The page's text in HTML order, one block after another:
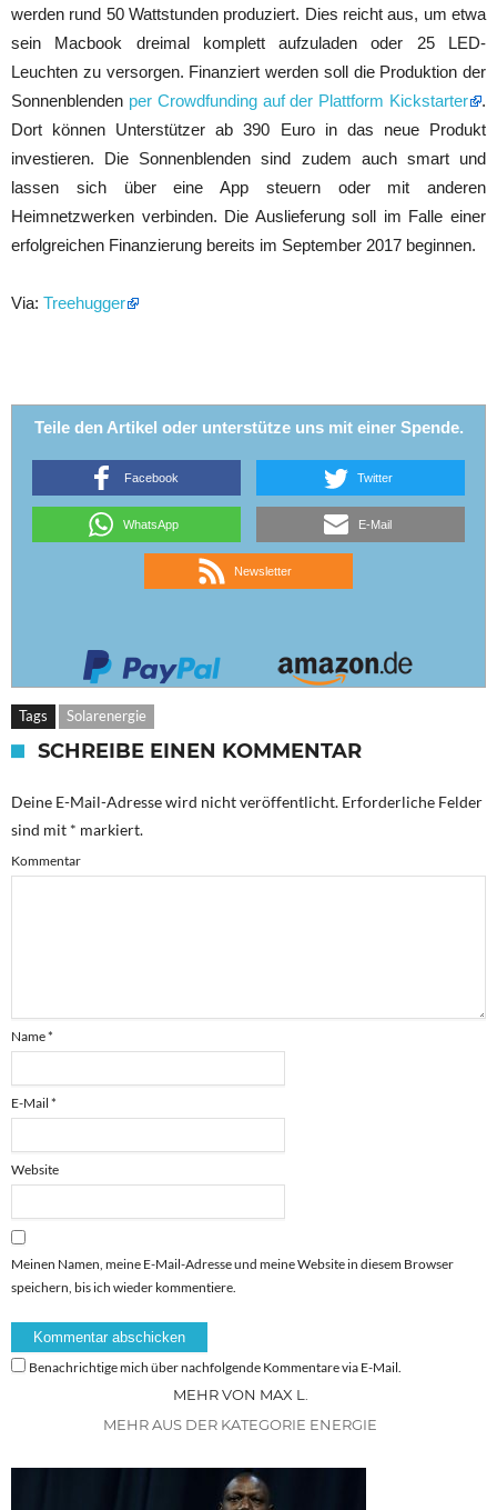
werden rund 50 Wattstunden produziert. Dies reicht aus, um etwa
sein Macbook dreimal komplett aufzuladen oder 25 LED-
Leuchten zu versorgen. Finanziert werden soll die Produktion der
Sonnenblenden per Crowdfunding auf der Plattform Kickstarter
.
Dort können Unterstützer ab 390 Euro in das neue Produkt
investieren. Die Sonnenblenden sind zudem auch smart und
lassen sich über eine App steuern oder mit anderen
Heimnetzwerken verbinden. Die Auslieferung soll im Falle einer
erfolgreichen Finanzierung bereits im September 2017 beginnen.
Via: Treehugger
Teile den Artikel oder unterstütze uns mit einer Spende.
Facebook Twitter
WhatsApp E-Mail
Newsletter
Tags Solarenergie
SCHREIBE EINEN KOMMENTAR
Deine E-Mail-Adresse wird nicht veröffentlicht. Erforderliche Felder
sind mit * markiert.
Kommentar
Name*
E-Mail *
Website
Meinen Namen, meine E-Mail-Adresse und meine Website in diesem Browser
speichern, bis ich wieder kommentiere.
Benachrichtige mich über nachfolgende Kommentare via E-Mail.
MEHR VON MAX L.
MEHR AUS DER KATEGORIE ENERGIE